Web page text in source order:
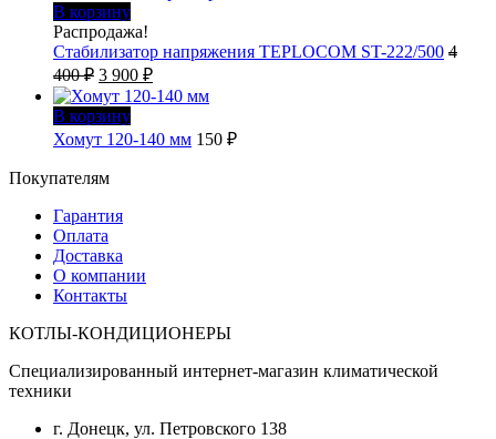
В корзину
Распродажа!
Стабилизатор напряжения TEPLOCOM ST-222/500 4
400₽ Первоначальная
цена
составляла
4
400 ₽.
3 900 ₽Текущая
цена:
3
900 ₽.
В корзину
Хомут 120-140 мм 150 ₽
Покупателям
Гарантия
Оплата
Доставка
О компании
Контакты
КОТЛЫ-КОНДИЦИОНЕРЫ
Специализированный интернет-магазин климатической
техники
г. Донецк, ул. Петровского 138